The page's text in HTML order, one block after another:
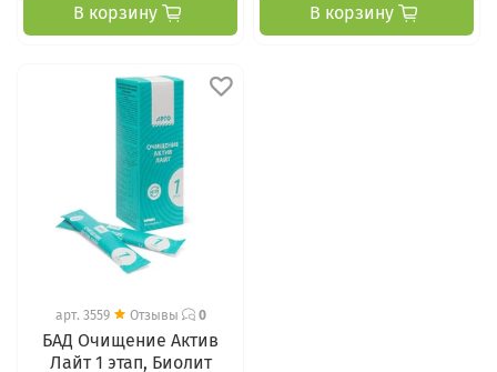
В корзину В корзину
арт. 3559 Отзывы 0
БАД Очищение Актив
Лайт 1 этап, Биолит